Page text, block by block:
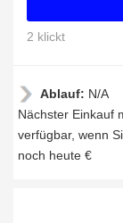
2 klickt
Ablauf: N/A
Nächster Einkauf
verfügbar, wenn
noch heute €